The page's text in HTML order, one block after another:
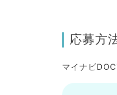
応募方
マイナビ